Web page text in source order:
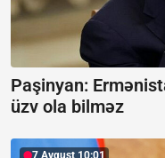
Paşinyan:
üzv ola bilməz